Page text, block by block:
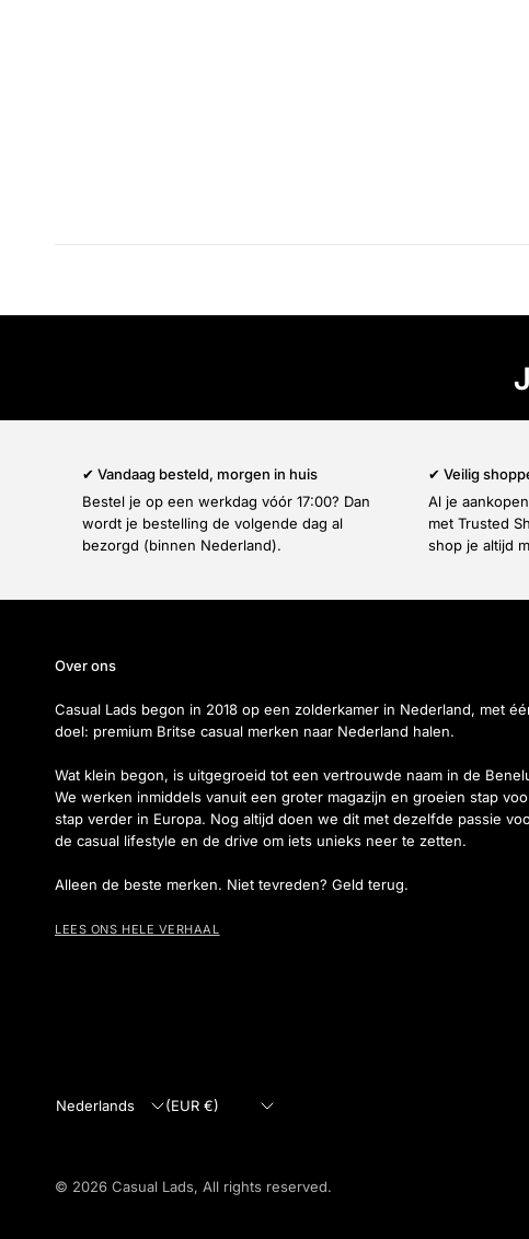
✔ Vandaag besteld, morgen in huis
Bestel je op een werkdag vóór 17:00? Dan
wordt je bestelling de volgende dag al
bezorgd (binnen Nederland).
✔ Veilig
Al je
met Trusted
shop je altijd
Over ons
Casual Lads begon in 2018 op een zolderkamer in Nederland, met
doel: premium Britse casual merken naar Nederland halen.
Wat klein begon, is uitgegroeid tot een vertrouwde naam in de
We werken inmiddels vanuit een groter magazijn en groeien stap
stap verder in Europa. Nog altijd doen we dit met dezelfde passie
de casual lifestyle en de drive om iets unieks neer te zetten.
Alleen de beste merken. Niet tevreden? Geld terug.
LEES ONS HELE VERHAAL
Land/regio
Land/regio
© 2026 Casual Lads, All rights reserved.